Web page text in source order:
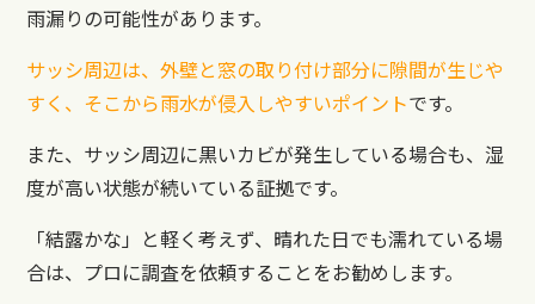
雨漏りの可能性があります。
サッシ周辺は、外壁と窓の取り付け部分に隙間が生じや
すく、そこから雨水が侵入しやすいポイントです。
また、サッシ周辺に黒いカビが発生している場合も、湿
度が高い状態が続いている証拠です。
「結露かな」と軽く考えず、晴れた日でも濡れている場
合は、プロに調査を依頼することをお勧めします。